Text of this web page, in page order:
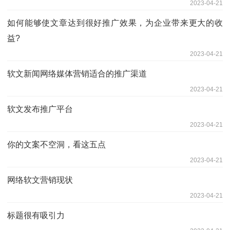
2023-04-21
如何能够使文章达到很好推广效果，为企业带来更大的收
益?
2023-04-21
软文新闻网络媒体营销适合的推广渠道
2023-04-21
软文发布推广平台
2023-04-21
你的文案不空洞，看这五点
2023-04-21
网络软文营销现状
2023-04-21
标题很有吸引力